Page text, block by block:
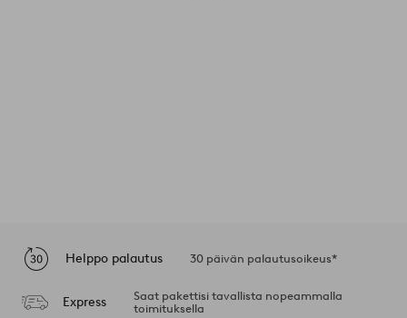
Helppo palautus 30 päivän palautusoikeus*
Express
Saat pakettisi tavallista nopeammalla
toimituksella